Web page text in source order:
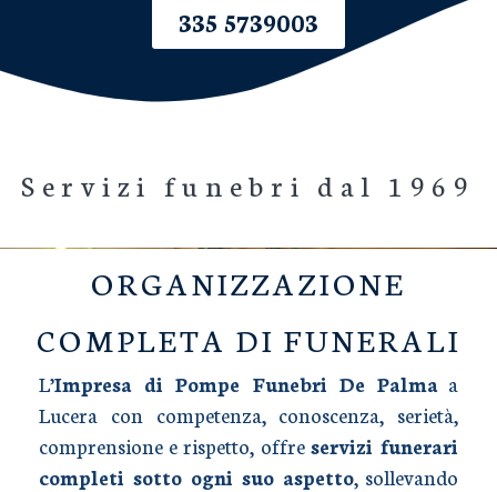
335 5739003
Servizi funebri dal 1969
ORGANIZZAZIONE
COMPLETA DI FUNERALI
L’Impresa di Pompe Funebri De Palmaa
Lucera con competenza, conoscenza, serietà,
comprensione e rispetto, offreservizi funerari
completi sotto ogni suo aspetto, sollevando